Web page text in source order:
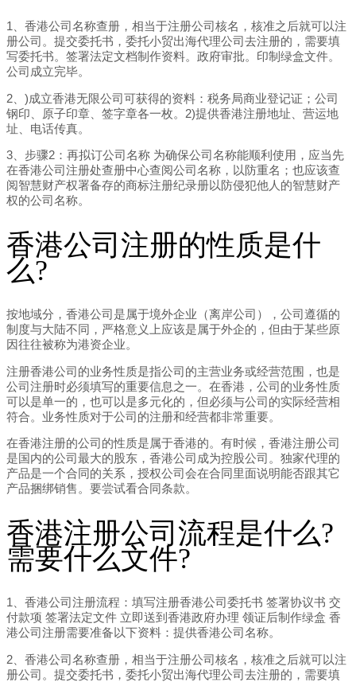
1、香港公司名称查册，相当于注册公司核名，核准之后就可以注
册公司。提交委托书，委托小贸出海代理公司去注册的，需要填
写委托书。签署法定文档制作资料。政府审批。印制绿盒文件。
公司成立完毕。
2、)成立香港无限公司可获得的资料：税务局商业登记证；公司
钢印、原子印章、签字章各一枚。2)提供香港注册地址、营运地
址、电话传真。
3、步骤2：再拟订公司名称 为确保公司名称能顺利使用，应当先
在香港公司注册处查册中心查阅公司名称，以防重名；也应该查
阅智慧财产权署备存的商标注册纪录册以防侵犯他人的智慧财产
权的公司名称。
香港公司注册的性质是什
么?
按地域分，香港公司是属于境外企业（离岸公司），公司遵循的
制度与大陆不同，严格意义上应该是属于外企的，但由于某些原
因往往被称为港资企业。
注册香港公司的业务性质是指公司的主营业务或经营范围，也是
公司注册时必须填写的重要信息之一。在香港，公司的业务性质
可以是单一的，也可以是多元化的，但必须与公司的实际经营相
符合。业务性质对于公司的注册和经营都非常重要。
在香港注册的公司的性质是属于香港的。有时候，香港注册公司
是国内的公司最大的股东，香港公司成为控股公司。独家代理的
产品是一个合同的关系，授权公司会在合同里面说明能否跟其它
产品捆绑销售。要尝试看合同条款。
香港注册公司流程是什么?
需要什么文件?
1、香港公司注册流程：填写注册香港公司委托书 签署协议书 交
付款项 签署法定文件 立即送到香港政府办理 领证后制作绿盒 香
港公司注册需要准备以下资料：提供香港公司名称。
2、香港公司名称查册，相当于注册公司核名，核准之后就可以注
册公司。提交委托书，委托小贸出海代理公司去注册的，需要填